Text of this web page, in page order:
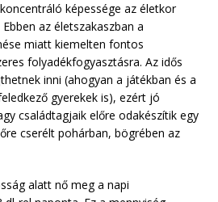
képessége az életkor
az életszakaszban a
miatt kiemelten fontos
folyadékfogyasztásra. Az idős
inni (ahogyan a játékban és a
gyerekek is), ezért jó
családtagjaik előre odakészítik egy
cserélt pohárban, bögrében az
alatt nő meg a napi